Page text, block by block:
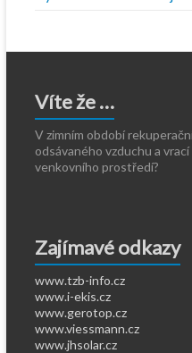
Víte že …
V zimním období
odsávaného vzduchu a
venkovního prostředí?
Zajímavé odkazy
www.tzb-info.cz
www.i-ekis.cz
www.gerotop.cz
www.viessmann.cz
www.jhsolar.cz